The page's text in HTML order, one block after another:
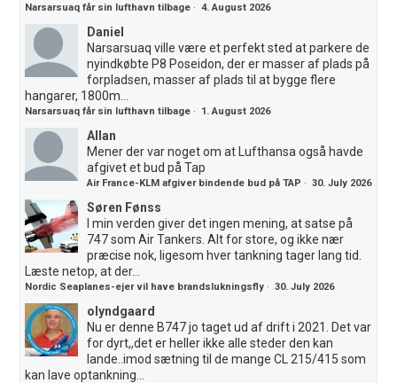
Narsarsuaq får sin lufthavn tilbage ·4. August 2026
Daniel
Narsarsuaq ville være et perfekt sted at parkere de
nyindkøbte P8 Poseidon, der er masser af plads på
forpladsen, masser af plads til at bygge flere
hangarer, 1800m...
Narsarsuaq får sin lufthavn tilbage · 1. August 2026
Allan
Mener der var noget om at Lufthansa også havde
afgivet et bud på Tap
Air France-KLM afgiver bindende bud på TAP ·30. July 2026
Søren Fønss
I min verden giver det ingen mening, at satse på
747 som Air Tankers. Alt for store, og ikke nær
præcise nok, ligesom hver tankning tager lang tid.
Læste netop, at der...
Nordic Seaplanes-ejer vil have brandslukningsfly ·30. July 2026
olyndgaard
Nu er denne B747 jo taget ud af drift i 2021. Det var
for dyrt,,det er heller ikke alle steder den kan
lande..imod sætning til de mange CL 215/415 som
kan lave optankning...